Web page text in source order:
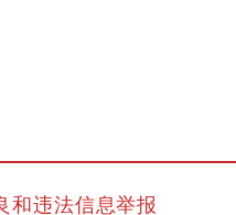
和违法信息举报